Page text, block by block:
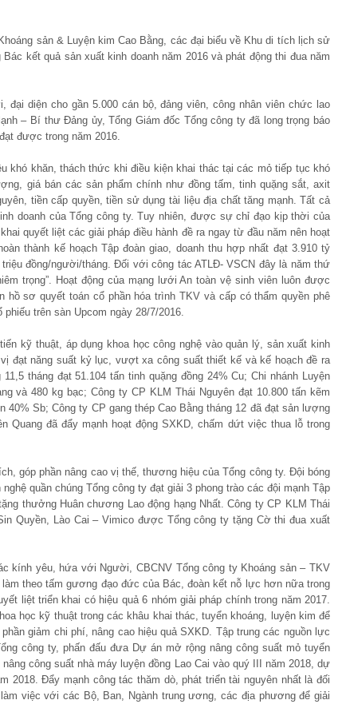
sản & Luyện kim Cao Bằng, các đại biểu về Khu di tích lịch sử
kết quả sản xuất kinh doanh năm 2016 và phát động thi đua năm
diện cho gần 5.000 cán bộ, đảng viên, công nhân viên chức lao
– Bí thư Đảng ủy, Tổng Giám đốc Tổng công ty đã long trọng báo
được trong năm 2016.
khó khăn, thách thức khi điều kiện khai thác tại các mỏ tiếp tục khó
giá bán các sản phẩm chính như đồng tấm, tinh quặng sắt, axit
tiền cấp quyền, tiền sử dụng tài liệu địa chất tăng mạnh. Tất cả
doanh của Tổng công ty. Tuy nhiên, được sự chỉ đạo kịp thời của
quyết liệt các giải pháp điều hành đề ra ngay từ đầu năm nên hoạt
thành kế hoạch Tập đoàn giao, doanh thu hợp nhất đạt 3.910 tỷ
đồng/người/tháng. Đối với công tác ATLĐ- VSCN đây là năm thứ
trọng”. Hoạt động của mạng lưới An toàn vệ sinh viên luôn được
hồ sơ quyết toán cổ phần hóa trình TKV và cấp có thẩm quyền phê
trên sàn Upcom ngày 28/7/2016.
kỹ thuật, áp dụng khoa học công nghệ vào quản lý, sản xuất kinh
đạt năng suất kỷ lục, vượt xa công suất thiết kế và kế hoạch đề ra
tháng đạt 51.104 tấn tinh quặng đồng 24% Cu; Chi nhánh Luyện
và 480 kg bạc; Công ty CP KLM Thái Nguyên đạt 10.800 tấn kẽm
40% Sb; Công ty CP gang thép Cao Bằng tháng 12 đã đạt sản lượng
Quang đã đẩy mạnh hoạt động SXKD, chấm dứt việc thua lỗ trong
góp phần nâng cao vị thế, thương hiệu của Tổng công ty. Đội bóng
quần chúng Tổng công ty đạt giải 3 phong trào các đội mạnh Tập
thưởng Huân chương Lao động hạng Nhất. Công ty CP KLM Thái
Quyền, Lào Cai – Vimico được Tổng công ty tặng Cờ thi đua xuất
kính yêu, hứa với Người, CBCNV Tổng công ty Khoáng sản – TKV
theo tấm gương đạo đức của Bác, đoàn kết nỗ lực hơn nữa trong
liệt triển khai có hiệu quả 6 nhóm giải pháp chính trong năm 2017.
học kỹ thuật trong các khâu khai thác, tuyển khoáng, luyện kim để
giảm chi phí, nâng cao hiệu quả SXKD. Tập trung các nguồn lực
công ty, phấn đấu đưa Dự án mở rộng nâng công suất mỏ tuyển
công suất nhà máy luyện đồng Lao Cai vào quý III năm 2018, dự
2018. Đẩy mạnh công tác thăm dò, phát triển tài nguyên nhất là đối
việc với các Bộ, Ban, Ngành trung ương, các địa phương để giải